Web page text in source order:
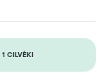
1 CILVĒKI